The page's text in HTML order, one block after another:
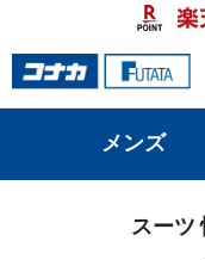
前の画像
メンズ
スーツ